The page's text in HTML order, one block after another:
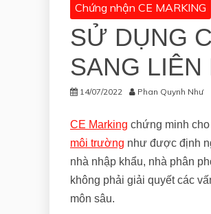
Chứng nhận CE MARKING
SỬ DỤNG
SANG LIÊN
14/07/2022 Phan Quynh Như
CE Marking chứng minh
môi trường như được định
nhà nhập khẩu, nhà phân
không phải giải quyết các
môn sâu.